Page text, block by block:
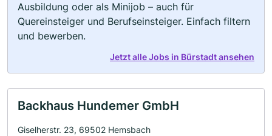
Ausbildung oder als Minijob – auch für
Quereinsteiger und Berufseinsteiger. Einfach filtern
und bewerben.
Jetzt alle Jobs in Bürstadt ansehen
Backhaus Hundemer GmbH
Giselherstr. 23, 69502 Hemsbach